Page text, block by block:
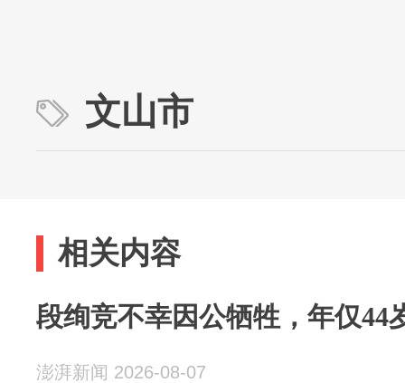
文山市
相关内容
段绚竞不幸因公牺牲，年仅44
澎湃新闻 2026-08-07